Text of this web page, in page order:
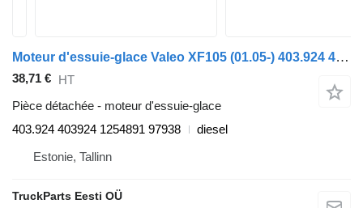
Moteur d'essuie-glace Valeo XF105 (01.05-) 403.924 403924 pour tracteur routier DAF XF95, XF105 (2001-2014)
38,71 € HT
Pièce détachée - moteur d'essuie-glace
403.924 403924 1254891 97938
diesel
Estonie, Tallinn
TruckParts Eesti OÜ